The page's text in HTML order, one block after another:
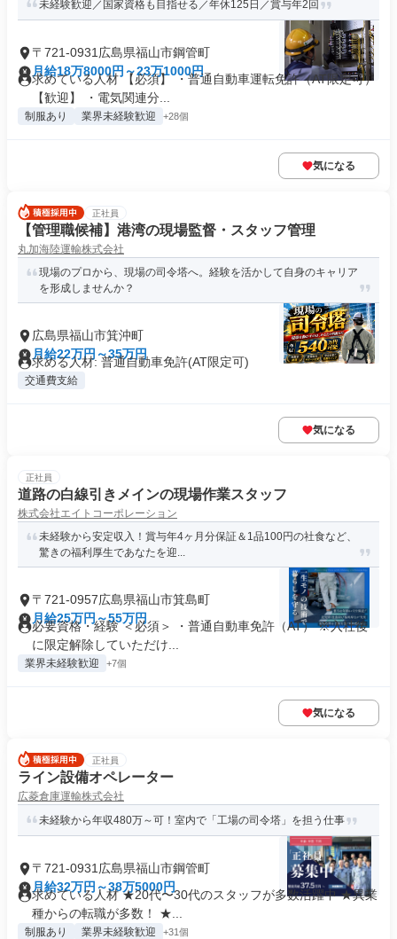
未経験歓迎／国家資格も目指せる／年休125日／賞与年2回
〒721-0931広島県福山市鋼管町
月給18万8000円～23万1000円
求めている人材 【必須】 ・普通自動車運転免許（AT限定可）
【歓迎】 ・電気関連分...
制服あり 業界未経験歓迎 +28個
気になる
正社員
【管理職候補】港湾の現場監督・スタッフ管理
丸加海陸運輸株式会社
現場のプロから、現場の司令塔へ。経験を活かして自身のキャリア
を形成しませんか？
広島県福山市箕沖町
月給22万円～35万円
求める人材: 普通自動車免許(AT限定可)
交通費支給
気になる
正社員
道路の白線引きメインの現場作業スタッフ
株式会社エイトコーポレーション
未経験から安定収入！賞与年4ヶ月分保証＆1品100円の社食など、
驚きの福利厚生であなたを迎...
〒721-0957広島県福山市箕島町
月給25万円～55万円
必要資格・経験 ＜必須＞ ・普通自動車免許（AT） ※入社後
に限定解除していただけ...
業界未経験歓迎 +7個
気になる
正社員
ライン設備オペレーター
広菱倉庫運輸株式会社
未経験から年収480万～可！室内で「工場の司令塔」を担う仕事
〒721-0931広島県福山市鋼管町
月給32万円～38万5000円
求めている人材 ★20代〜30代のスタッフが多数活躍中 ★異業
種からの転職が多数！ ★...
制服あり 業界未経験歓迎 +31個